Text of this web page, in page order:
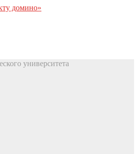
домино»
университета